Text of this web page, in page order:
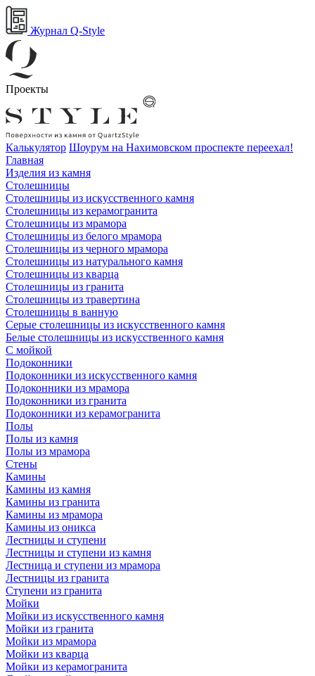
Журнал Q-Style
Проекты
Калькулятор Шоурум на Нахимовском проспекте переехал!
Главная
Изделия из камня
Столешницы
Столешницы из искусственного камня
Столешницы из керамогранита
Столешницы из мрамора
Столешницы из белого мрамора
Столешницы из черного мрамора
Столешницы из натурального камня
Столешницы из кварца
Столешницы из гранита
Столешницы из травертина
Столешницы в ванную
Серые столешницы из искусственного камня
Белые столешницы из искусственного камня
С мойкой
Подоконники
Подоконники из искусственного камня
Подоконники из мрамора
Подоконники из гранита
Подоконники из керамогранита
Полы
Полы из камня
Полы из мрамора
Стены
Камины
Камины из камня
Камины из гранита
Камины из мрамора
Камины из оникса
Лестницы и ступени
Лестницы и ступени из камня
Лестница и ступени из мрамора
Лестницы из гранита
Ступени из гранита
Мойки
Мойки из искусственного камня
Мойки из гранита
Мойки из мрамора
Мойки из кварца
Мойки из керамогранита